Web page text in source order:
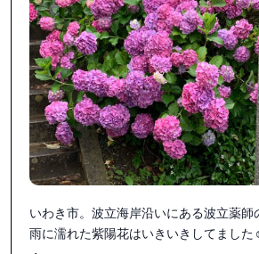
いわき市。波立海岸沿いにある波立薬師
雨に濡れた紫陽花はいきいきしてまし